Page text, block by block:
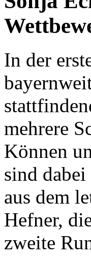
In der
mehrere
Können
sind
aus dem
Hefner,
zweite